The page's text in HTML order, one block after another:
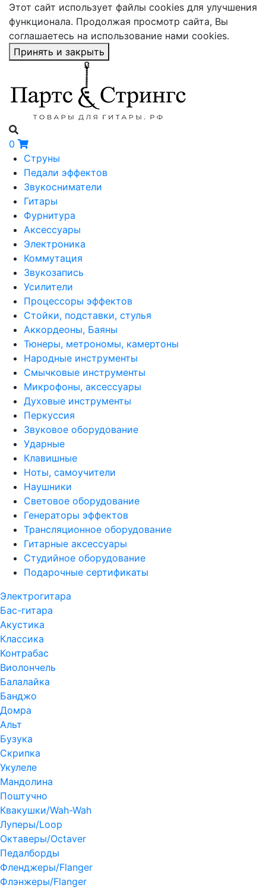
Этот сайт использует файлы cookies для улучшения
функционала. Продолжая просмотр сайта, Вы
соглашаетесь на использование нами cookies.
Принять и закрыть
0
Струны
Педали эффектов
Звукосниматели
Гитары
Фурнитура
Аксессуары
Электроника
Коммутация
Звукозапись
Усилители
Процессоры эффектов
Стойки, подставки, стулья
Аккордеоны, Баяны
Тюнеры, метрономы, камертоны
Народные инструменты
Смычковые инструменты
Микрофоны, аксессуары
Духовые инструменты
Перкуссия
Звуковое оборудование
Ударные
Клавишные
Ноты, самоучители
Наушники
Световое оборудование
Генераторы эффектов
Трансляционное оборудование
Гитарные аксессуары
Студийное оборудование
Подарочные сертификаты
Электрогитара
Бас-гитара
Акустика
Классика
Контрабас
Виолончель
Балалайка
Банджо
Домра
Альт
Бузука
Скрипка
Укулеле
Мандолина
Поштучно
Квакушки/Wah-Wah
Луперы/Loop
Октаверы/Octaver
Педалборды
Фленджеры/Flanger
Флэнжеры/Flanger